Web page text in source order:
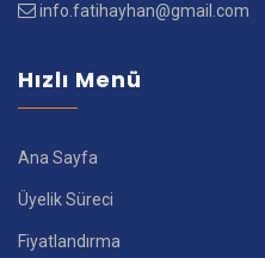
info.fatihayhan@gmail.com
Hızlı Menü
Ana Sayfa
Üyelik Süreci
Fiyatlandırma